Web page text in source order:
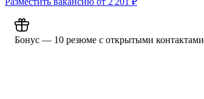
Бонус — 10 резюме с открытыми контактами